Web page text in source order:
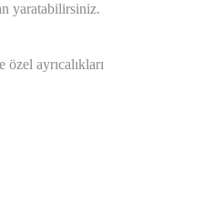
yaratabilirsiniz.
ayrıcalıkları